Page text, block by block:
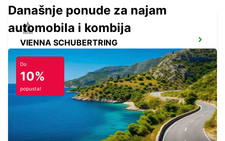
VIENNA SCHUBERTRING
Današnje ponude za najam
automobila i kombija
Do
10%
popusta!